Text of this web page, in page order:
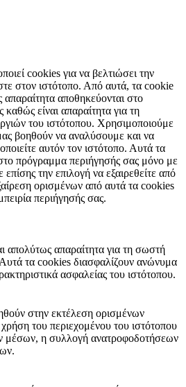
cookies για να βελτιώσει την
στον ιστότοπο. Από αυτά, τα cookie
απαραίτητα αποθηκεύονται στο
είναι απαραίτητα για τη
του ιστότοπου. Χρησιμοποιούμε
βοηθούν να αναλύσουμε και να
αυτόν τον ιστότοπο. Αυτά τα
πρόγραμμα περιήγησής σας μόνο με
την επιλογή να εξαιρεθείτε από
ορισμένων από αυτά τα cookies
περιήγησής σας.
απολύτως απαραίτητα για τη σωστή
Αυτά τα cookies διασφαλίζουν ανώνυμα
ασφαλείας του ιστότοπου.
στην εκτέλεση ορισμένων
του περιεχομένου του ιστότοπου
μέσων, η συλλογή ανατροφοδοτήσεων